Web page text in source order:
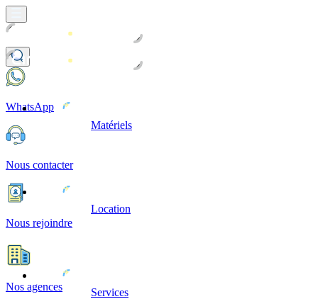
Matériels
Location
Services
WhatsApp
Nous contacter
Nous rejoindre
Nos agences